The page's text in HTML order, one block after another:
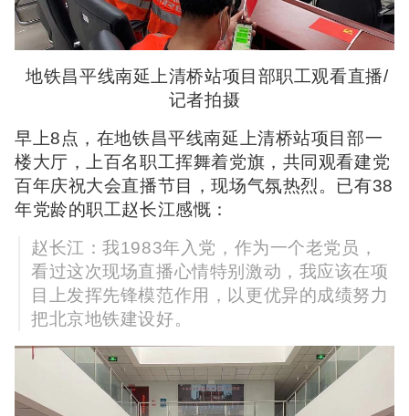
地铁昌平线南延上清桥站项目部职工观看直播/
记者拍摄
早上8点，在地铁昌平线南延上清桥站项目部一
楼大厅，上百名职工挥舞着党旗，共同观看建党
百年庆祝大会直播节目，现场气氛热烈。已有38
年党龄的职工赵长江感慨：
赵长江：我1983年入党，作为一个老党员，
看过这次现场直播心情特别激动，我应该在项
目上发挥先锋模范作用，以更优异的成绩努力
把北京地铁建设好。